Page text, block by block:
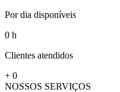
Por dia disponíveis
0 h
Clientes atendidos
+ 0
NOSSOS SERVIÇOS